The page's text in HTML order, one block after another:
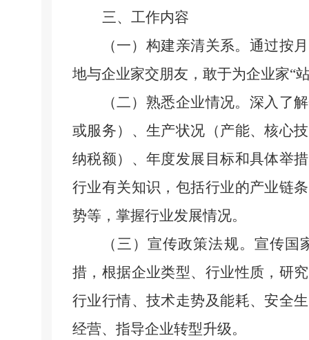
三、工作内容
（一）构建亲清关系。 通过按
地与企业家交朋友，敢于为企业家“
（二）熟悉企业情况。 深入了
或服务）、生产状况（产能、核心
纳税额）、年度发展目标和具体举
行业有关知识，包括行业的产业链
势等，掌握行业发展情况。
（三）宣传政策法规。 宣传国
措，根据企业类型、行业性质，研
行业行情、技术走势及能耗、安全
经营、指导企业转型升级。